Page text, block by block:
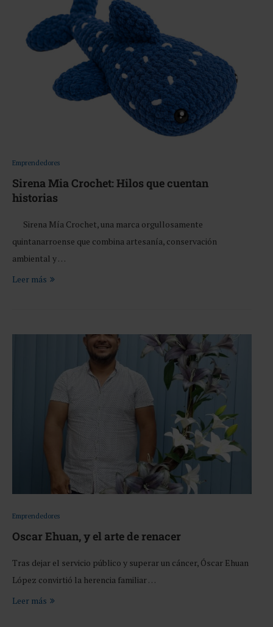
Emprendedores
Sirena Mia Crochet: Hilos que cuentan
historias
Sirena Mía Crochet, una marca orgullosamente
quintanarroense que combina artesanía, conservación
ambiental y …
Leer más
Emprendedores
Oscar Ehuan, y el arte de renacer
Tras dejar el servicio público y superar un cáncer, Óscar Ehuan
López convirtió la herencia familiar …
Leer más